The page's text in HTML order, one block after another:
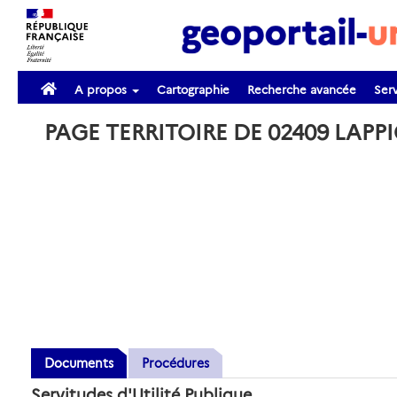
A propos Cartographie Recherche avancée
PAGE TERRITOIRE DE 02409
Documents Procédures